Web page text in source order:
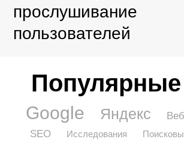
прослушивание
пользователей
Популярные
Google Яндекс
SEO
Исследования